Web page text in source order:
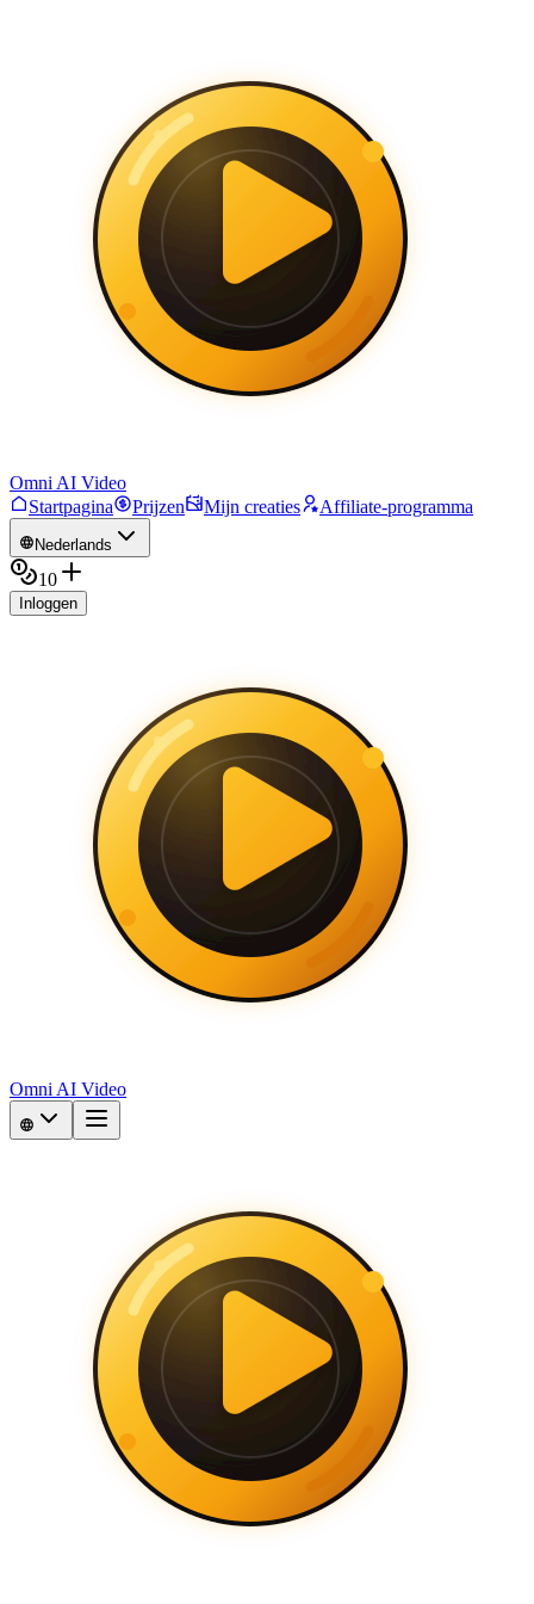
Omni AI Video
Startpagina
Prijzen Mijn creaties Affiliate-programma
Nederlands
10
Inloggen
Omni AI Video